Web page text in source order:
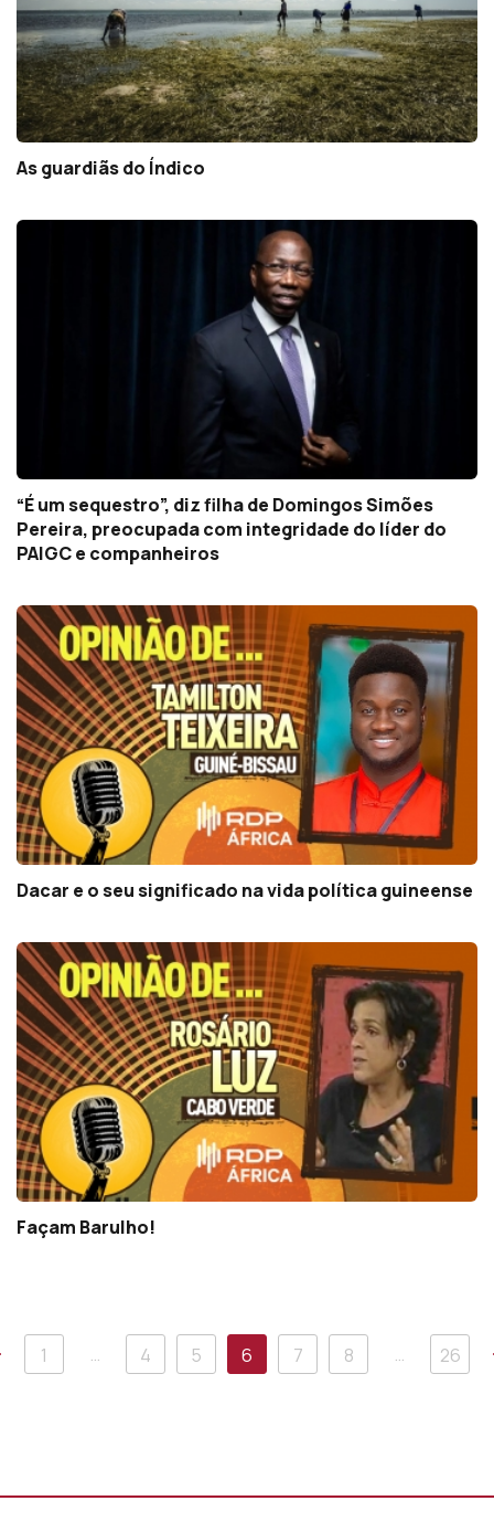
As guardiãs do Índico
“É um sequestro”, diz filha de Domingos Simões
Pereira, preocupada com integridade do líder do
PAIGC e companheiros
Dacar e o seu significado na vida política guineense
Façam Barulho!
Anterior
1 … 4 5 6 7 8 … 26